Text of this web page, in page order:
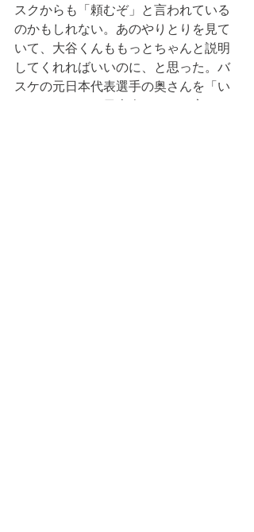
スクからも「頼むぞ」と言われている
のかもしれない。あのやりとりを見て
いて、大谷くんももっとちゃんと説明
してくれればいいのに、と思った。バ
スケの元日本代表選手の奥さんを「い